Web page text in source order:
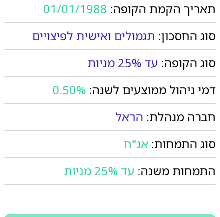
תאריך הקמת הקופה: 01/01/1988
סוג החסכון: תגמולים ואישית לפיצויים
סוג הקופה: עד 25% מניות
דמי ניהול ממוצעים לשנה: 0.50%
חברה מנהלת: הראל
סוג התמחות: אג"ח
התמחות משנה: עד 25% מניות